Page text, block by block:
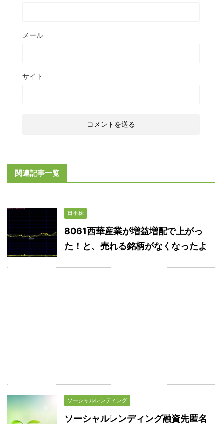
メール
サイト
関連記事一覧
日本株
8061西華産業が増益増配で上がっ
た！と、売れる銘柄がなくなったよ
ソーシャルレンディング
ソーシャルレンディング融資先匿名